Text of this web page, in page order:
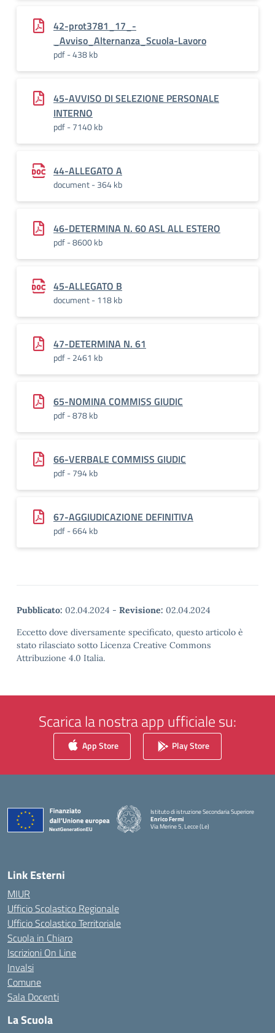
42-prot3781_17_-
_Avviso_Alternanza_Scuola-Lavoro
pdf - 438 kb
45-AVVISO DI SELEZIONE PERSONALE
INTERNO
pdf - 7140 kb
44-ALLEGATO A
document - 364 kb
46-DETERMINA N. 60 ASL ALL ESTERO
pdf - 8600 kb
45-ALLEGATO B
document - 118 kb
47-DETERMINA N. 61
pdf - 2461 kb
65-NOMINA COMMISS GIUDIC
pdf - 878 kb
66-VERBALE COMMISS GIUDIC
pdf - 794 kb
67-AGGIUDICAZIONE DEFINITIVA
pdf - 664 kb
Pubblicato: 02.04.2024 - Revisione: 02.04.2024
Eccetto dove diversamente specificato, questo articolo è
stato rilasciato sotto Licenza Creative Commons
Attribuzione 4.0 Italia.
Scarica la nostra app ufficiale su:
App Store Play Store
Istituto di istruzione Secondaria Superiore
Enrico Fermi
Via Merine 5, Lecce (Le)
Link Esterni
MIUR
Ufficio Scolastico Regionale
Ufficio Scolastico Territoriale
Scuola in Chiaro
Iscrizioni On Line
Invalsi
Comune
Sala Docenti
La Scuola